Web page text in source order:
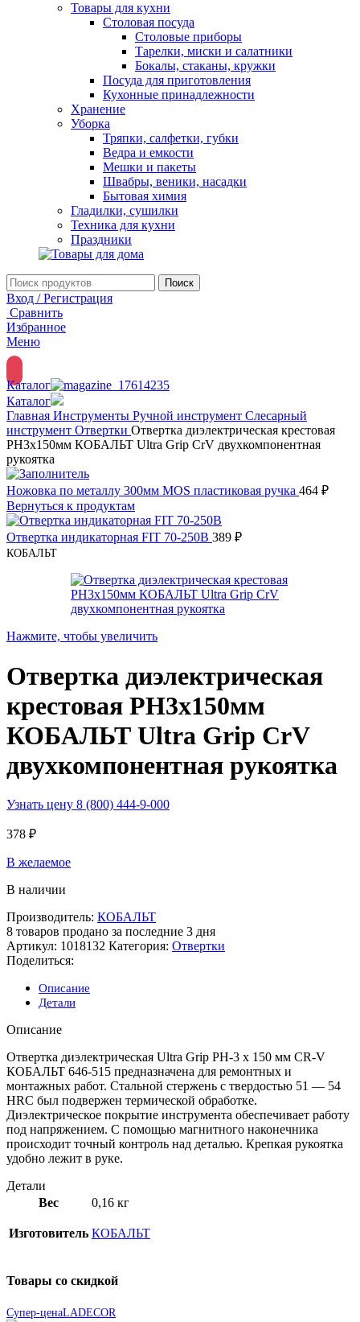
Товары для кухни
Столовая посуда
Столовые приборы
Тарелки, миски и салатники
Бокалы, стаканы, кружки
Посуда для приготовления
Кухонные принадлежности
Хранение
Уборка
Тряпки, салфетки, губки
Ведра и емкости
Мешки и пакеты
Швабры, веники, насадки
Бытовая химия
Гладилки, сушилки
Техника для кухни
Праздники
Поиск
Вход / Регистрация
Сравнить
Избранное
Меню
Каталог
Каталог
Главная Инструменты Ручной инструмент Слесарный
инструмент Отвертки Отвертка диэлектрическая крестовая
PH3х150мм КОБАЛЬТ Ultra Grip CrV двухкомпонентная
рукоятка
Ножовка по металлу 300мм MOS пластиковая ручка 464 ₽
Вернуться к продуктам
Отвертка индикаторная FIT 70-250В 389 ₽
КОБАЛЬТ
Нажмите, чтобы увеличить
Отвертка диэлектрическая
крестовая PH3х150мм
КОБАЛЬТ Ultra Grip CrV
двухкомпонентная рукоятка
Узнать цену 8 (800) 444-9-000
378 ₽
В желаемое
В наличии
Производитель: КОБАЛЬТ
8 товаров продано за последние 3 дня
Артикул: 1018132 Категория: Отвертки
Поделиться:
Описание
Детали
Описание
Отвертка диэлектрическая Ultra Grip PH-3 х 150 мм CR-V
КОБАЛЬТ 646-515 предназначена для ремонтных и
монтажных работ. Стальной стержень с твердостью 51 — 54
HRC был подвержен термической обработке.
Диэлектрическое покрытие инструмента обеспечивает работу
под напряжением. С помощью магнитного наконечника
происходит точный контроль над деталью. Крепкая рукоятка
удобно лежит в руке.
Детали
Вес
0,16 кг
Изготовитель КОБАЛЬТ
Товары со скидкой
Супер-ценаLADECOR